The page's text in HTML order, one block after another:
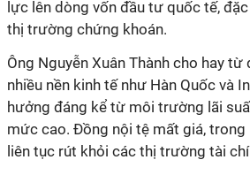
lực lên dòng vốn đầu tư quốc tế,
thị trường chứng khoán.
Ông Nguyễn Xuân Thành cho hay từ
nhiều nền kinh tế như Hàn Quốc và
hưởng đáng kể từ môi trường lãi
mức cao. Đồng nội tệ mất giá, trong
liên tục rút khỏi các thị trường tài